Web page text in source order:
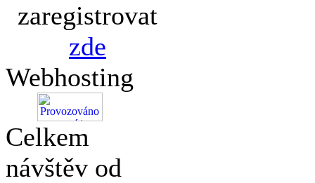
zaregistrovat
zde
Webhosting
Celkem
návštěv od